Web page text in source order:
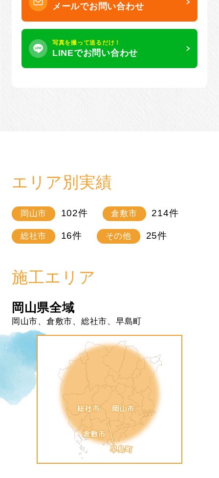
メールでお問い合わせ
写真を撮って送るだけ！
LINEでお問い合わせ
エリア別実績
岡山市 102件 倉敷市 214件
総社市 16件 その他 25件
施工エリア
岡山県全域
岡山市、倉敷市、総社市、早島町